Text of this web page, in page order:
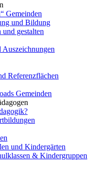
Gemeinden
und Bildung
gestalten
Auszeichnungen
Referenzflächen
Gemeinden
und Kindergärten
& Kindergruppen